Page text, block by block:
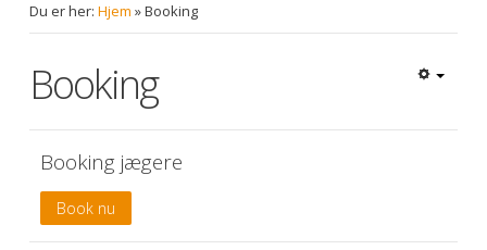
Du er her: Hjem »Booking
Booking
Booking jægere
Book nu